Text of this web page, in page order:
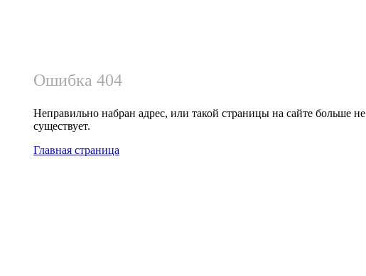
Ошибка 404
Неправильно набран адрес, или такой страницы на сайте больше не
существует.
Главная страница